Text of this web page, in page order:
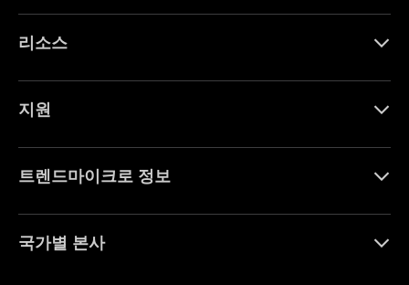
리소스
지원
트렌드마이크로 정보
국가별 본사